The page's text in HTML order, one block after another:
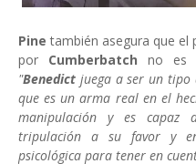
Pinetambién asegura que el
por Cumberbatch no es
"Benedict juega a ser un tipo
que es un arma real en el
manipulación y es capaz
tripulación a su favor y
psicológica para tener en